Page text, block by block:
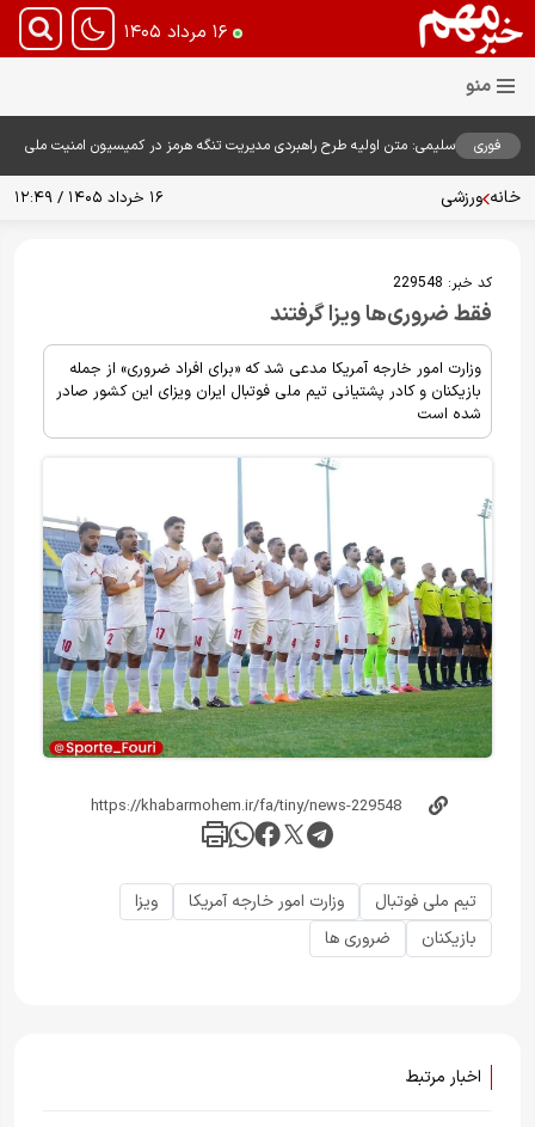
۱۶ مرداد ۱۴۰۵
فوری
سلیمی: متن اولیه طرح راهبردی مدیریت تنگه هرمز در کمیسیون امنیت ملی
خانه ورزشی ۱۶ خرداد ۱۴۰۵ / ۱۲:۴۹
کد خبر: 229548
فقط ضروری‌ها ویزا گرفتند
وزارت امور خارجه آمریکا مدعی شد که «برای افراد ضروری» از جمله
بازیکنان و کادر پشتیانی تیم ملی فوتبال ایران ویزای این کشور صادر
شده است
تیم ملی فوتبال وزارت امور خارجه آمریکا
ویزا
بازیکنان
ضروری ها
اخبار مرتبط